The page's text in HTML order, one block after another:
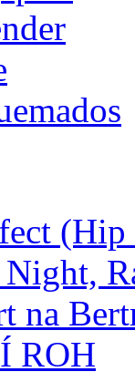
na
ROH